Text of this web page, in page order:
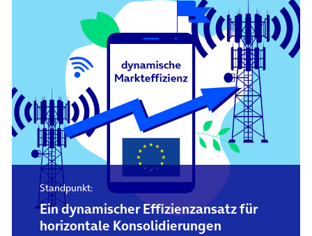
Standpunkt:
Ein dynamischer Effizienzansatz für
horizontale Konsolidierungen